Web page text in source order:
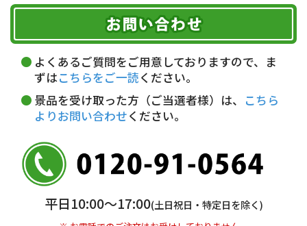
お届け可能時間帯
午前中 14～16時
16～18時
18～20時
19～21時 指定なし
代金引換(現金のみ)
5,000円未満…330円(税込)
銀行振込(前払い)
普通 7263489
＜口座名＞ カ）ディースタイル
※ 振込み手数料お客様ご負担。
期限を含むルール（条件）や、お客様にご負担い
ただく費用がございます。
詳しくはこちら▶
よくあるご質問をご用意しておりますので、ま
ずはこちらをご一読ください。
景品を受け取った方（ご当選者様）は、 こちら
よりお問い合わせください。
平日10:00〜17:00(土日祝日・特定日を除く)